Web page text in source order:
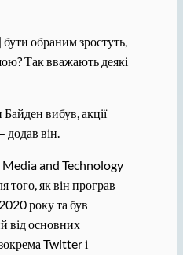
обраним зростуть,
Так вважають деякі
вибув, акції
додав він.
Media and Technology
того, як він програв
року та був
від основних
Twitter і